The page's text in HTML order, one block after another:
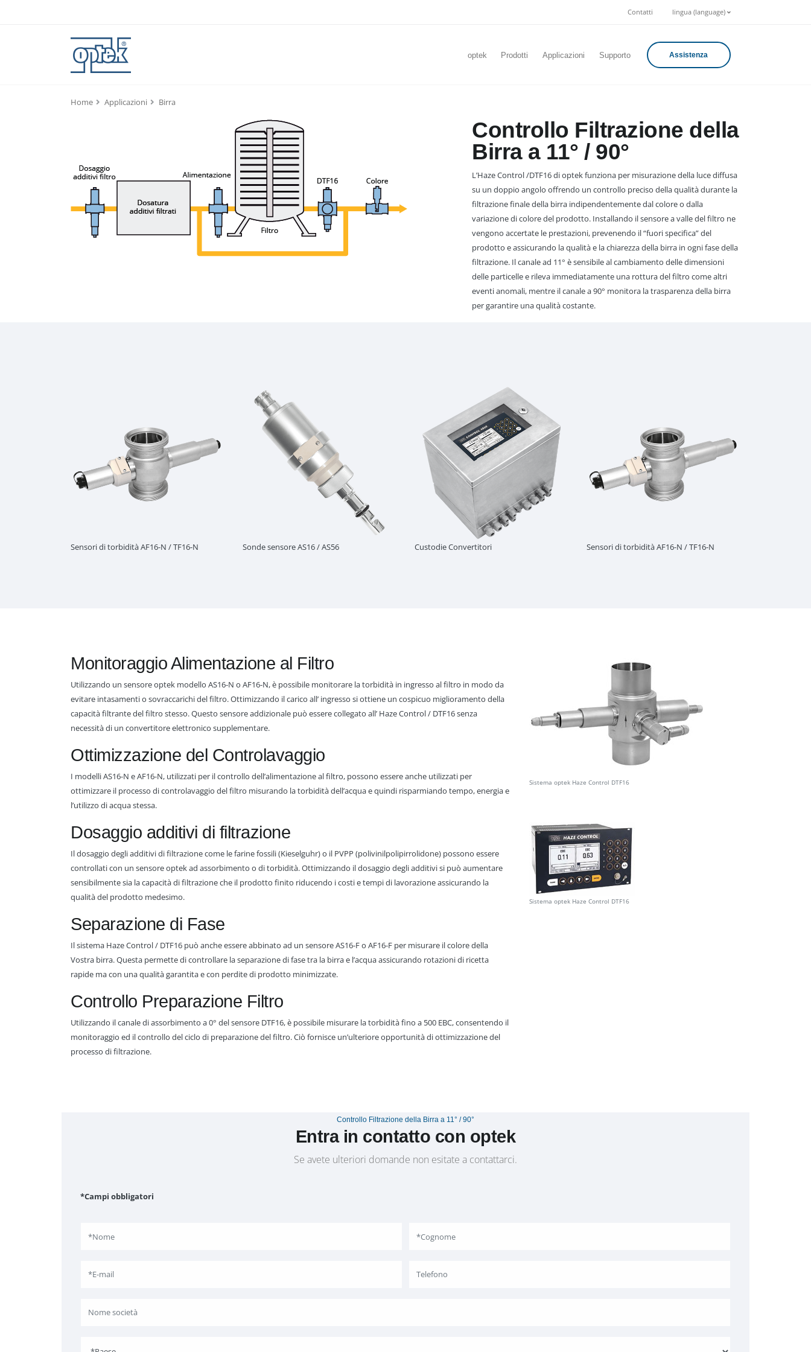
Contatti lingua (language)
optek Prodotti Applicazioni Supporto Assistenza
Home Applicazioni Birra
Controllo Filtrazione della
Birra a 11° / 90°
L’Haze Control /DTF16 di optek funziona per misurazione della luce diffusa
su un doppio angolo offrendo un controllo preciso della qualità durante la
filtrazione finale della birra indipendentemente dal colore o dalla
variazione di colore del prodotto. Installando il sensore a valle del filtro ne
vengono accertate le prestazioni, prevenendo il “fuori specifica” del
prodotto e assicurando la qualità e la chiarezza della birra in ogni fase della
filtrazione. Il canale ad 11° è sensibile al cambiamento delle dimensioni
delle particelle e rileva immediatamente una rottura del filtro come altri
eventi anomali, mentre il canale a 90° monitora la trasparenza della birra
per garantire una qualità costante.
Sensori di torbidità AF16-N / TF16-N Sonde sensore AS16 / AS56 Custodie Convertitori Sensori di torbidità AF16-N / TF16-N
Monitoraggio Alimentazione al Filtro
Utilizzando un sensore optek modello AS16-N o AF16-N, è possibile monitorare la torbidità in ingresso al filtro in modo da
evitare intasamenti o sovraccarichi del filtro. Ottimizzando il carico all’ ingresso si ottiene un cospicuo miglioramento della
capacità filtrante del filtro stesso. Questo sensore addizionale può essere collegato all’ Haze Control / DTF16 senza
necessità di un convertitore elettronico supplementare.
Ottimizzazione del Controlavaggio
I modelli AS16-N e AF16-N, utilizzati per il controllo dell’alimentazione al filtro, possono essere anche utilizzati per
ottimizzare il processo di controlavaggio del filtro misurando la torbidità dell’acqua e quindi risparmiando tempo, energia e
l’utilizzo di acqua stessa.
Sistema optek Haze Control DTF16
Dosaggio additivi di filtrazione
Il dosaggio degli additivi di filtrazione come le farine fossili (Kieselguhr) o il PVPP (polivinilpolipirrolidone) possono essere
controllati con un sensore optek ad assorbimento o di torbidità. Ottimizzando il dosaggio degli additivi si può aumentare
sensibilmente sia la capacità di filtrazione che il prodotto finito riducendo i costi e tempi di lavorazione assicurando la
qualità del prodotto medesimo.
Separazione di Fase
Il sistema Haze Control / DTF16 può anche essere abbinato ad un sensore AS16-F o AF16-F per misurare il colore della
Vostra birra. Questa permette di controllare la separazione di fase tra la birra e l’acqua assicurando rotazioni di ricetta
rapide ma con una qualità garantita e con perdite di prodotto minimizzate.
Controllo Preparazione Filtro
Utilizzando il canale di assorbimento a 0° del sensore DTF16, è possibile misurare la torbidità fino a 500 EBC, consentendo il
monitoraggio ed il controllo del ciclo di preparazione del filtro. Ciò fornisce un’ulteriore opportunità di ottimizzazione del
processo di filtrazione.
Sistema optek Haze Control DTF16
Controllo Filtrazione della Birra a 11° / 90°
Entra in contatto con optek
Se avete ulteriori domande non esitate a contattarci.
*Campi obbligatori